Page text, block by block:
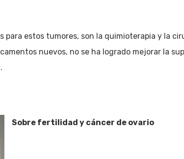
para estos tumores, son la quimioterapia y la
nuevos, no se ha logrado mejorar la
Sobre fertilidad y cáncer de ovario